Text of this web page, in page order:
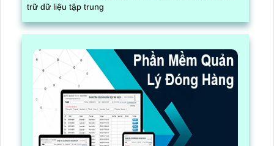
trữ dữ liệu tập trung